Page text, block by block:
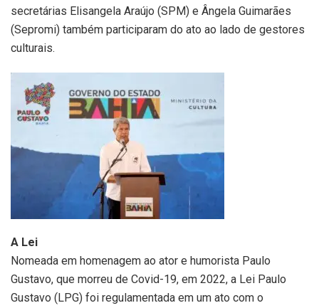
secretárias Elisangela Araújo (SPM) e Ângela Guimarães
(Sepromi) também participaram do ato ao lado de gestores
culturais.
A Lei
Nomeada em homenagem ao ator e humorista Paulo
Gustavo, que morreu de Covid-19, em 2022, a Lei Paulo
Gustavo (LPG) foi regulamentada em um ato com o